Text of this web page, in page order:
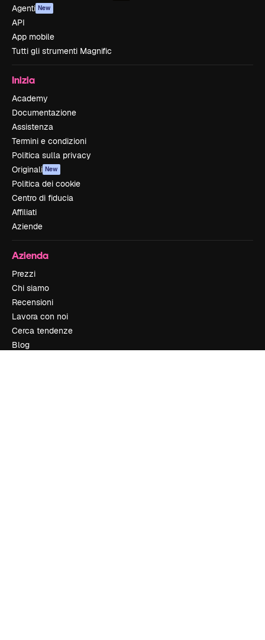
Agenti New
API
App mobile
Tutti gli strumenti Magnific
Inizia
Academy
Documentazione
Assistenza
Termini e condizioni
Politica sulla privacy
Originali New
Politica dei cookie
Centro di fiducia
Affiliati
Aziende
Azienda
Prezzi
Chi siamo
Recensioni
Lavora con noi
Cerca tendenze
Blog